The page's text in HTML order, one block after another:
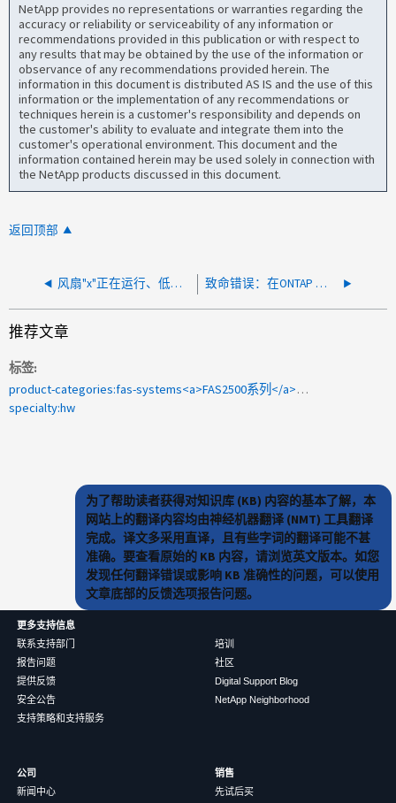
NetApp provides no representations or warranties regarding the
accuracy or reliability or serviceability of any information or
recommendations provided in this publication or with respect to
any results that may be obtained by the use of the information or
observance of any recommendations provided herein. The
information in this document is distributed AS IS and the use of this
information or the implementation of any recommendations or
techniques herein is a customer's responsibility and depends on
the customer's ability to evaluate and integrate them into the
customer's operational environment. This document and the
information contained herein may be used solely in connection with
the NetApp products discussed in this document.
返回顶部
风扇"x"正在运行、低于正常RPM阈值 致命错误：在ONTAP 升级BIOS更新期间BIOS闪存(DXEFV)损坏
推荐文章
标签
product-categories:fas-systems<a>FAS2500系列</a><a>风扇</a><a>转</a><a>速</a><a>较高 </a>
specialty:hw
为了帮助读者获得对知识库 (KB) 内容的基本了解，本
网站上的翻译内容均由神经机器翻译 (NMT) 工具翻译
完成。译文多采用直译，且有些字词的翻译可能不甚
准确。要查看原始的 KB 内容，请浏览英文版本。如您
发现任何翻译错误或影响 KB 准确性的问题，可以使用
文章底部的反馈选项报告问题。
更多支持信息
联系支持部门
报告问题
提供反馈
安全公告
支持策略和支持服务
培训
社区
Digital Support Blog
NetApp Neighborhood
公司
新闻中心
销售
先试后买